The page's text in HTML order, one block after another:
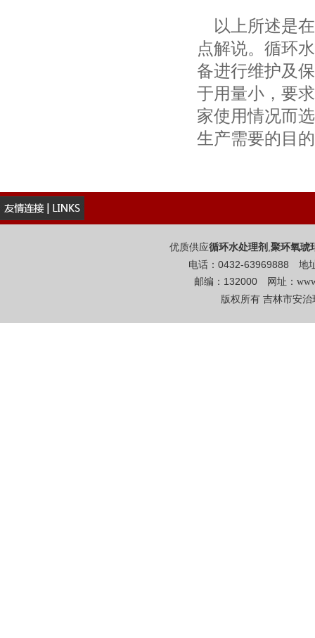
以上所述是在
点解说。循环
备进行维护及
于用量小，要
家使用情况而
生产需要的目
优质供应循环水处理剂 ,聚环氧琥
电话：0432-63969888 地
邮编：132000 网址：
版权所有 吉林市安